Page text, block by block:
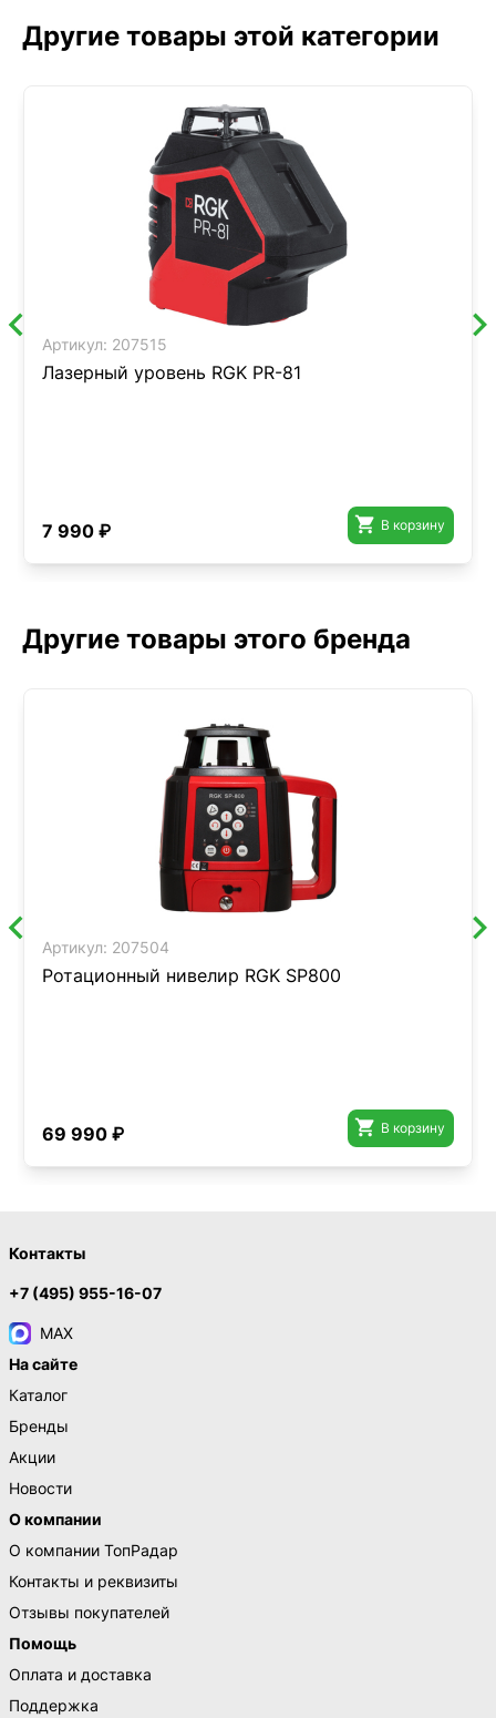
Другие товары этой категории
Артикул: 207515
Лазерный уровень RGK PR-81
7 990 ₽  В корзину
Другие товары этого бренда
Артикул: 207504
Ротационный нивелир RGK SP800
69 990 ₽  В корзину
Контакты
+7 (495) 955-16-07
MAX
На сайте
Каталог
Бренды
Акции
Новости
О компании
О компании ТопРадар
Контакты и реквизиты
Отзывы покупателей
Помощь
Оплата и доставка
Поддержка